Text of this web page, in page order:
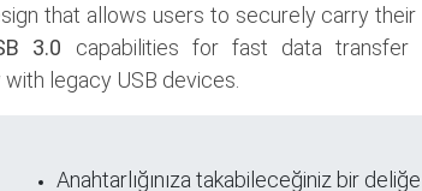
that allows users to securely carry
3.0 capabilities for fast data transfer
legacy USB devices.
Anahtarlığınıza takabileceğiniz bir